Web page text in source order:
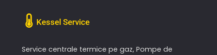
Kessel Service
Service centrale termice pe gaz, Pompe de